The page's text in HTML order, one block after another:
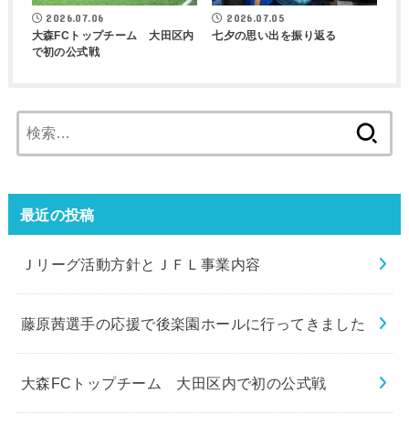
2026.07.06
大森FCトップチーム 大田区内
で初の公式戦
2026.07.05
七夕の思い出を振り返る
索:
最近の投稿
Ｊリーグ活動方針とＪＦＬ事業内容
藤原茜選手の応援で後楽園ホールに行ってきました
大森FCトップチーム 大田区内で初の公式戦